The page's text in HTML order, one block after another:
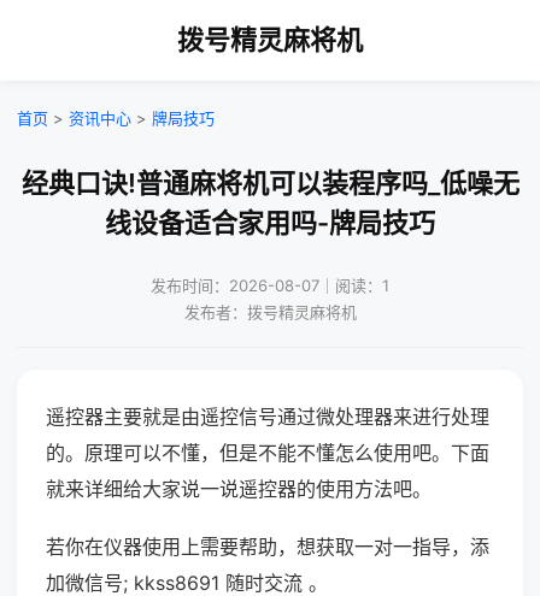
拨号精灵麻将机
首页 > 资讯中心 > 牌局技巧
经典口诀!普通麻将机可以装程序吗_低噪无
线设备适合家用吗-牌局技巧
发布时间：2026-08-07｜阅读：1
发布者：拨号精灵麻将机
遥控器主要就是由遥控信号通过微处理器来进行处理
的。原理可以不懂，但是不能不懂怎么使用吧。下面
就来详细给大家说一说遥控器的使用方法吧。
若你在仪器使用上需要帮助，想获取一对一指导，添
加微信号; kkss8691 随时交流 。